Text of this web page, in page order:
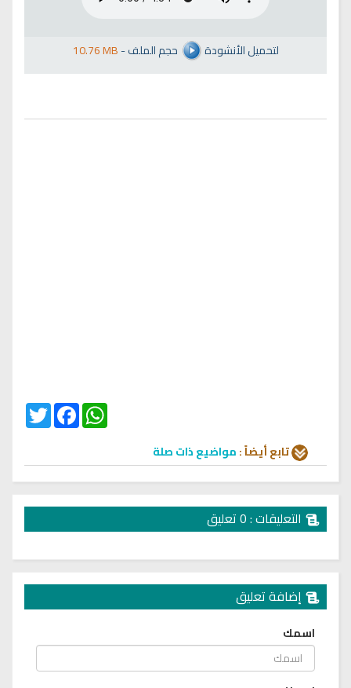
10.76 MB- لتحميل الأنشودة حجم الملف
Twitter
FacebookWhatsApp
تابع أيضاً :مواضيع ذات صلة
التعليقات : 0 تعليق
إضافة تعليق
اسمك